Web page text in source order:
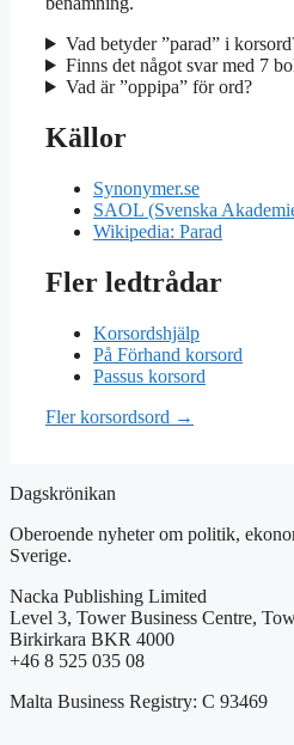
Vad betyder ”parad” i
Finns det något svar med 7
Vad är ”oppipa” för ord?
Källor
Synonymer.se
SAOL (Svenska
Wikipedia: Parad
Fler ledtrådar
Korsordshjälp
På Förhand korsord
Passus korsord
Fler korsordsord →
Dagskrönikan
Oberoende nyheter om politik,
Sverige.
Nacka Publishing Limited
Level 3, Tower Business Centre,
Birkirkara BKR 4000
+46 8 525 035 08
Malta Business Registry: C 93469